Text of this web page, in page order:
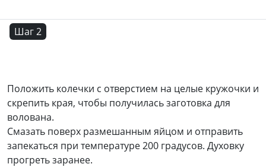
Шаг 2
Положить колечки с отверстием на целые кружочки и
скрепить края, чтобы получилась заготовка для
волована.
Смазать поверх размешанным яйцом и отправить
запекаться при температуре 200 градусов. Духовку
прогреть заранее.